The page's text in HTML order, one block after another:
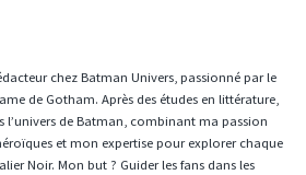
chez Batman Univers, passionné par le
de Gotham. Après des études en littérature,
l’univers de Batman, combinant ma passion
et mon expertise pour explorer chaque
Noir. Mon but ? Guider les fans dans les